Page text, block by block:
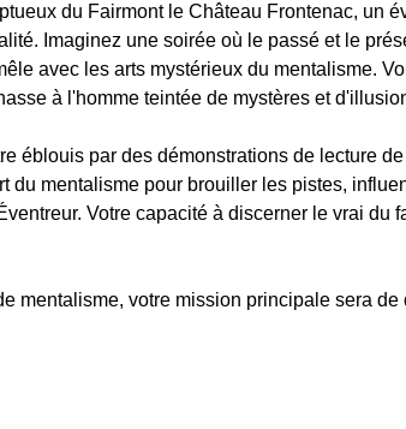
du Fairmont le Château Frontenac, un
Imaginez une soirée où le passé et le
avec les arts mystérieux du mentalisme.
à l'homme teintée de mystères et
éblouis par des démonstrations de lecture
du mentalisme pour brouiller les pistes,
Votre capacité à discerner le vrai
mentalisme, votre mission principale sera de